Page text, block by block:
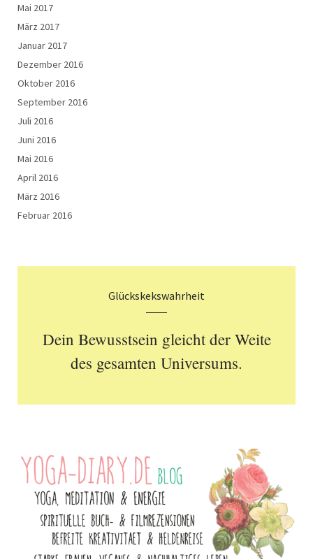
Mai 2017
März 2017
Januar 2017
Dezember 2016
Oktober 2016
September 2016
Juli 2016
Juni 2016
Mai 2016
April 2016
März 2016
Februar 2016
Glückskekswahrheit
Dein Bewusstsein gleicht der Weite
des gesamten Universums.